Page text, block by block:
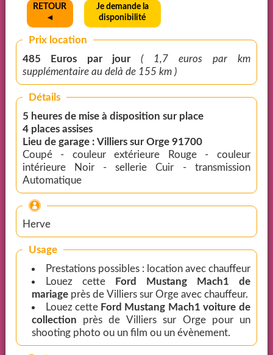
RETOUR
◄
Je demande la
disponibilité
Prix location
485 Euros par jour ( 1,7 euros par km
supplémentaire au delà de 155 km )
Détails
5 heures de mise à disposition sur place
4 places assises
Lieu de garage : Villiers sur Orge 91700
Coupé - couleur extérieure Rouge - couleur
intérieure Noir - sellerie Cuir - transmission
Automatique
Herve
Usage
Prestations possibles : location avec chauffeur
Louez cette
Ford Mustang Mach1 de
mariage près de Villiers sur Orge avec chauffeur.
Louez cette Ford Mustang Mach1 voiture de
collection près de Villiers sur Orge pour un
shooting photo ou un film ou un évènement.